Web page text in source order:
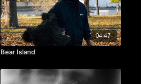
04:47
Bear Island